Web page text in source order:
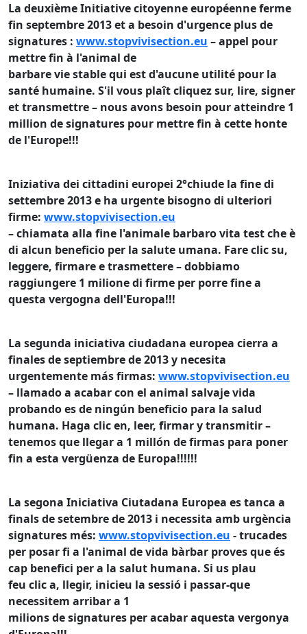
La deuxième Initiative citoyenne européenne ferme
fin septembre 2013 et a besoin d'urgence plus de
signatures : www.stopvivisection.eu – appel pour
mettre fin à l'animal de
barbare vie stable qui est d'aucune utilité pour la
santé humaine. S'il vous plaît cliquez sur, lire, signer
et transmettre – nous avons besoin pour atteindre 1
million de signatures pour mettre fin à cette honte
de l'Europe!!!
Iniziativa dei cittadini europei 2°chiude la fine di
settembre 2013 e ha urgente bisogno di ulteriori
firme: www.stopvivisection.eu
– chiamata alla fine l'animale barbaro vita test che è
di alcun beneficio per la salute umana. Fare clic su,
leggere, firmare e trasmettere – dobbiamo
raggiungere 1 milione di firme per porre fine a
questa vergogna dell'Europa!!!
La segunda iniciativa ciudadana europea cierra a
finales de septiembre de 2013 y necesita
urgentemente más firmas: www.stopvivisection.eu
– llamado a acabar con el animal salvaje vida
probando es de ningún beneficio para la salud
humana. Haga clic en, leer, firmar y transmitir –
tenemos que llegar a 1 millón de firmas para poner
fin a esta vergüenza de Europa!!!!!!
La segona Iniciativa Ciutadana Europea es tanca a
finals de setembre de 2013 i necessita amb urgència
signatures més: www.stopvivisection.eu - trucades
per posar fi a l'animal de vida bàrbar proves que és
cap benefici per a la salut humana. Si us plau
feu clic a, llegir, inicieu la sessió i passar-que
necessitem arribar a 1
milions de signatures per acabar aquesta vergonya